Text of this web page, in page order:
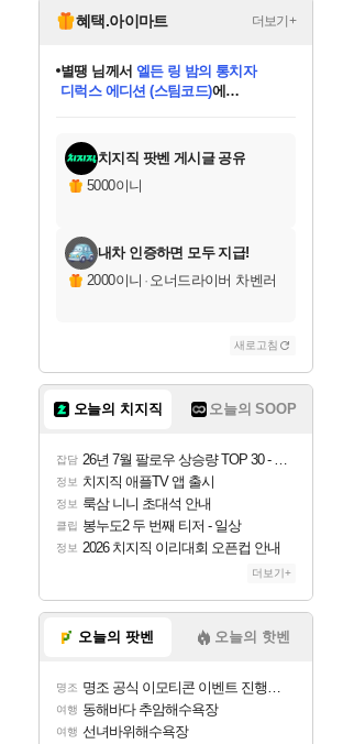
혜택.아이마트 더보기+
교환.
당첨되셨습니다.
니코 님께서 (본편포함) 데이브 더
다이버 인 더 정글 번들 (스팀코드)
당첨되셨습니다.
당첨되셨습니다.
당첨되셨습니다.
당첨되셨습니다.
당첨되셨습니다.
에디션 (스팀코드)를 교환.
당첨되셨습니다.
치지직 팟벤 게시글 공유
5000이니
내차 인증하면 모두 지급!
2000이니 · 오너드라이버 차벤러
새로고침
오늘의 치지직 오늘의 SOOP
잡담 26년 7월 팔로우 상승량 TOP 30 - 월간 치지직
정보 치지직 애플TV 앱 출시
정보 룩삼 니니 초대석 안내
클립 봉누도2 두 번째 티저 - 일상
정보 2026 치지직 이리대회 오픈컵 안내
더보기+
오늘의 팟벤 오늘의 핫벤
명조 명조 공식 이모티콘 이벤트 진행해봤습니다! 참여부터 추첨까지????
여행 동해바다 추암해수욕장
여행 선녀바위해수욕장